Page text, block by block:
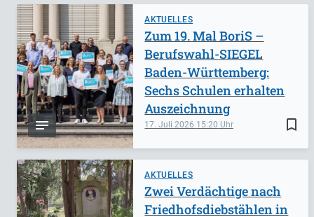
AKTUELLES
bookmark_border
17. Juli 2026 15:20
Zum 19. Mal BoriS –
Berufswahl-SIEGEL
Baden-Württemberg:
Sechs Schulen erhalten
Auszeichnung
AKTUELLES
Zwei Verdächtige nach
Friedhofsdiebstählen in